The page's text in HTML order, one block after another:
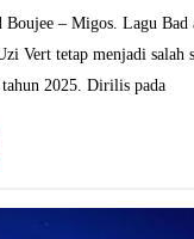
Vert tetap menjadi salah
2025. Dirilis pada